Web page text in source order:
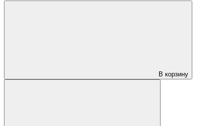
В корзину